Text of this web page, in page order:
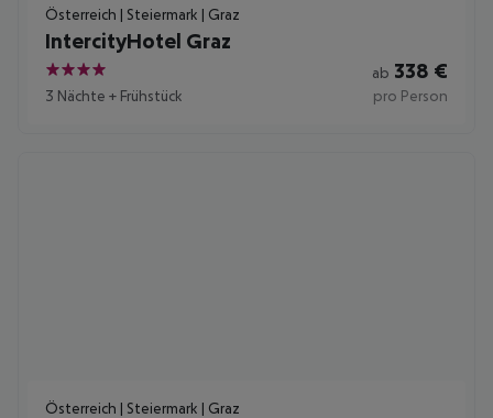
Österreich | Steiermark | Graz
IntercityHotel Graz
4
3 Nächte + Frühstück
ab 338 €
pro Person
Österreich | Steiermark | Graz